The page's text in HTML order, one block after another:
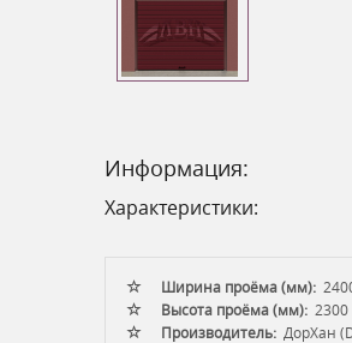
Информация:
Характеристики:
Ширина проёма (мм):
Высота проёма (мм): 2300
Производитель: ДорХан